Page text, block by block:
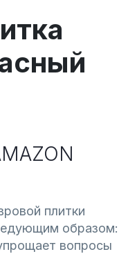
плитки
образом:
вопросы